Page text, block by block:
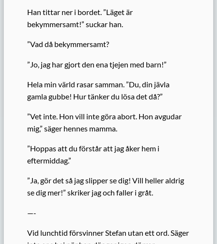
Han tittar ner i bordet. ”Läget är
bekymmersamt!” suckar han.
”Vad då bekymmersamt?
”Jo, jag har gjort den ena tjejen med barn!”
Hela min värld rasar samman. ”Du, din jävla
gamla gubbe! Hur tänker du lösa det då?”
”Vet inte. Hon vill inte göra abort. Hon avgudar
mig,” säger hennes mamma.
”Hoppas att du förstår att jag åker hem i
eftermiddag.”
”Ja, gör det så jag slipper se dig! Vill heller aldrig
se dig mer!” skriker jag och faller i gråt.
—-
Vid lunchtid försvinner Stefan utan ett ord. Säger